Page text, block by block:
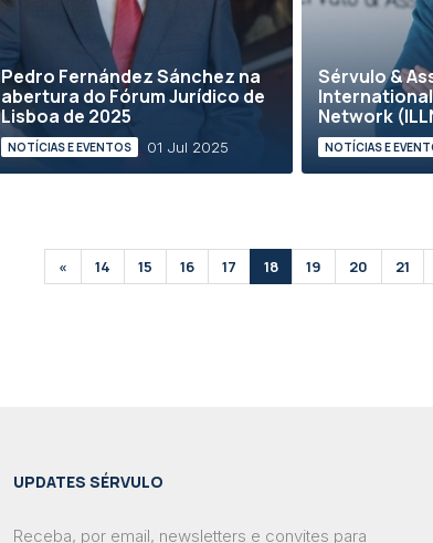
Pedro Fernández Sánchez na
abertura do Fórum Jurídico de
Lisboa de 2025
NOTÍCIAS E EVENTOS 01 Jul 2025
Sérvulo &
Network
NOTÍCIAS E
« 14 15 16 17 18 19 20 21
UPDATES SÉRVULO
Receba, por email, newsletters e convites para